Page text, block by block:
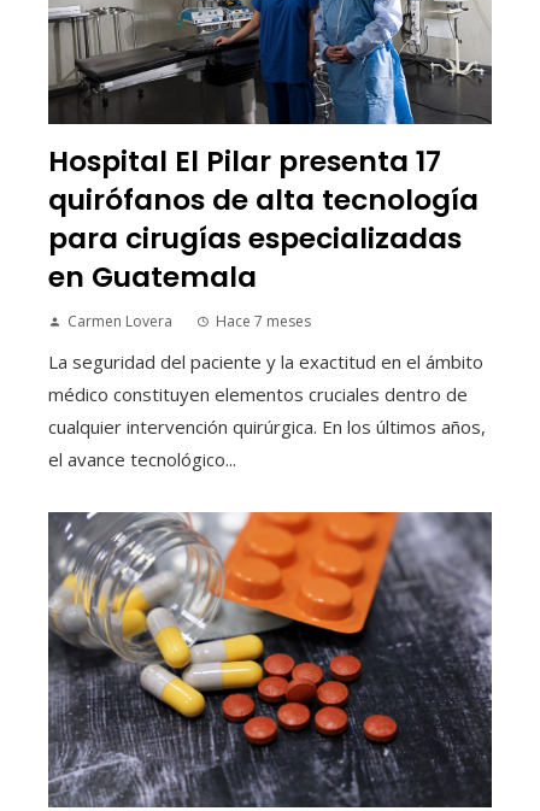
Hospital El Pilar presenta 17
quirófanos de alta tecnología
para cirugías especializadas
en Guatemala
Carmen Lovera Hace 7 meses
La seguridad del paciente y la exactitud en el ámbito
médico constituyen elementos cruciales dentro de
cualquier intervención quirúrgica. En los últimos años,
el avance tecnológico...